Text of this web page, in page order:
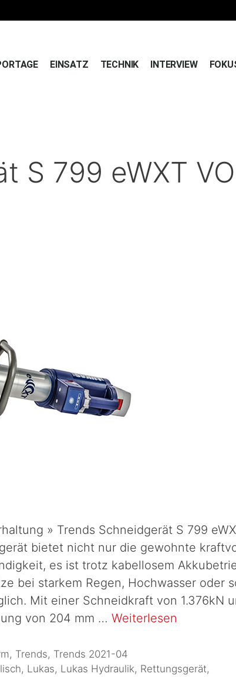
EINSATZ TECHNIK INTERVIEW
S 799 eWXT
» Trends Schneidgerät S 799
bietet nicht nur die gewohnte
es ist trotz kabellosem
bei starkem Regen, Hochwasser oder
Mit einer Schneidkraft von 1.376kN
von 204 mm … Weiterlesen
, Trends, Trends 2021-04
, Lukas, Lukas Hydraulik, Rettungsgerät,